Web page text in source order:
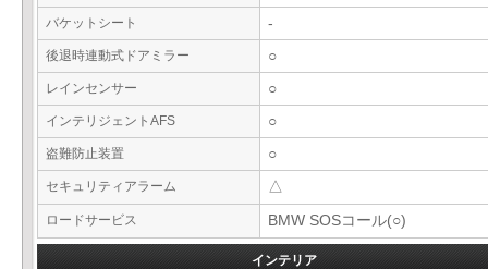
バケットシート -
後退時連動式ドアミラー ○
レインセンサー ○
インテリジェントAFS ○
盗難防止装置 ○
セキュリティアラーム △
ロードサービス BMW SOSコール(○)
インテリア